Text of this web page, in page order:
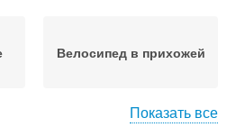
Велосипед в прихожей
Показать все